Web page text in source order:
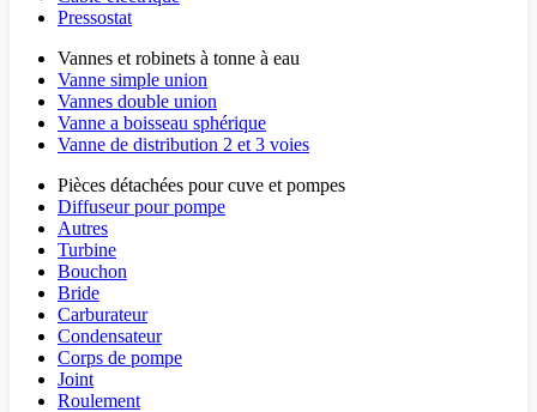
Pressostat
Vannes et robinets à tonne à eau
Vanne simple union
Vannes double union
Vanne a boisseau sphérique
Vanne de distribution 2 et 3 voies
Pièces détachées pour cuve et pompes
Diffuseur pour pompe
Autres
Turbine
Bouchon
Bride
Carburateur
Condensateur
Corps de pompe
Joint
Roulement